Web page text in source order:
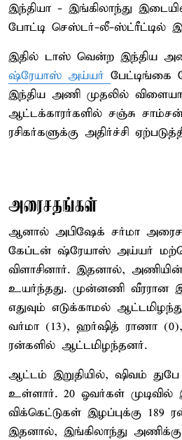
இந்தியா - இங்கிலாந்து
போட்டி செஸ்டர்-லீ-ஸ்ட்ரீட்டில்
இதில் டாஸ் வென்ற இந்திய
ஷ்ரேயாஸ் அய்யர் பேட்டிங்கை
இந்திய அணி முதலில்
ஆட்டக்காரர்களில் சஞ்சு
ரசிகர்களுக்கு அதிர்ச்சி
அரைசதங்கள்
ஆனால் அபிஷேக் சர்மா
கேப்டன் ஷ்ரேயாஸ் அய்யர்
விளாசினார். இதனால்,
உயர்ந்தது. முன்னணி
எதுவும் எடுக்காமல்
வர்மா (13), ஹர்ஷித் ராணா
ரன்களில் ஆட்டமிழந்தனர்.
ஆட்டம் இறுதியில், ஷிவம்
உள்ளார். 20 ஓவர்கள் முடிவில்
விக்கெட்டுகள் இழப்புக்கு 189
இதனால், இங்கிலாந்து